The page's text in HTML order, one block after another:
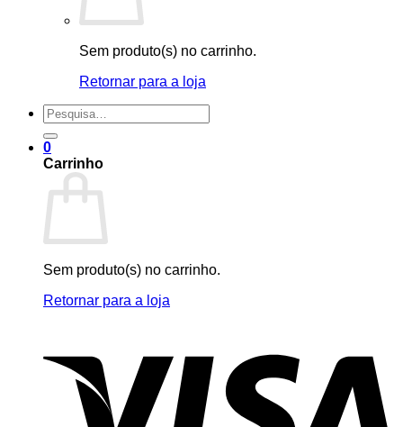
Sem produto(s) no carrinho.
Retornar para a loja
Pesquisar
por:
0
Carrinho
Sem produto(s) no carrinho.
Retornar para a loja